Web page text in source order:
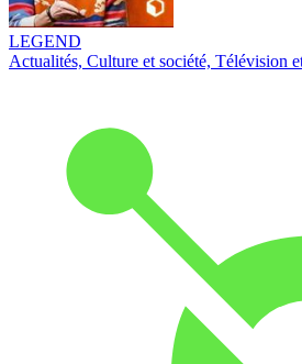
LEGEND
Actualités, Culture et société, Télévision